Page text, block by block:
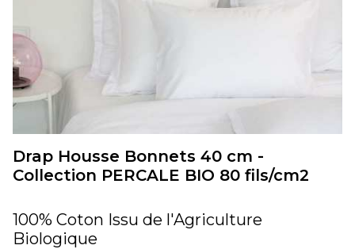
Drap Housse Bonnets 40 cm -
Collection PERCALE BIO 80 fils/cm2
100% Coton Issu de l'Agriculture
Biologique